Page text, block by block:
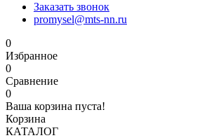
Заказать звонок
promysel@mts-nn.ru
0
Избранное
0
Сравнение
0
Ваша корзина пуста!
Корзина
КАТАЛОГ